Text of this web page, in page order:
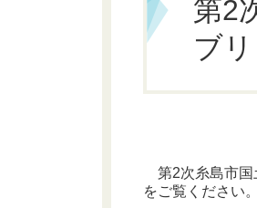
第2
ブ
第2次糸島市国
をご覧ください。